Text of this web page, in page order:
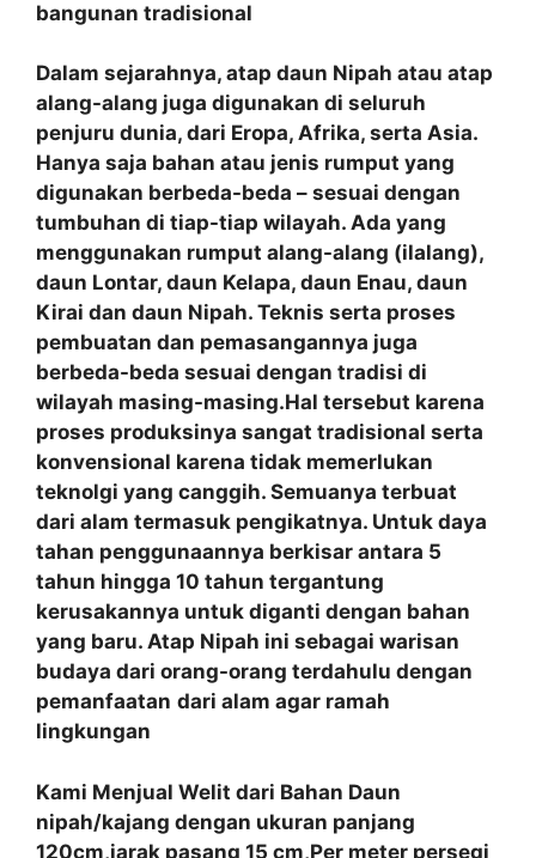
bangunan tradisional
Dalam sejarahnya, atap daun Nipah atau atap
alang-alang juga digunakan di seluruh
penjuru dunia, dari Eropa, Afrika, serta Asia.
Hanya saja bahan atau jenis rumput yang
digunakan berbeda-beda – sesuai dengan
tumbuhan di tiap-tiap wilayah. Ada yang
menggunakan rumput alang-alang (ilalang),
daun Lontar, daun Kelapa, daun Enau, daun
Kirai dan daun Nipah. Teknis serta proses
pembuatan dan pemasangannya juga
berbeda-beda sesuai dengan tradisi di
wilayah masing-masing.Hal tersebut karena
proses produksinya sangat tradisional serta
konvensional karena tidak memerlukan
teknolgi yang canggih. Semuanya terbuat
dari alam termasuk pengikatnya. Untuk daya
tahan penggunaannya berkisar antara 5
tahun hingga 10 tahun tergantung
kerusakannya untuk diganti dengan bahan
yang baru. Atap Nipah ini sebagai warisan
budaya dari orang-orang terdahulu dengan
pemanfaatan dari alam agar ramah
lingkungan
Kami Menjual Welit dari Bahan Daun
nipah/kajang dengan ukuran panjang
120cm,jarak pasang 15 cm,Per meter persegi